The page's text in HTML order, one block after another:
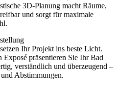
3D-Planung macht Räume,
und sorgt für maximale
Ihr Projekt ins beste Licht.
präsentieren Sie Ihr Bad
verständlich und überzeugend –
Abstimmungen.